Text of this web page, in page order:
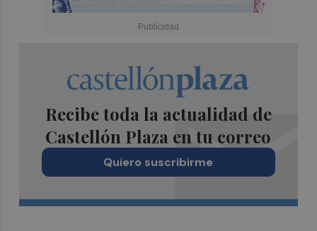
Recibe toda la actualidad de
Castellón Plaza en tu correo
Quiero suscribirme